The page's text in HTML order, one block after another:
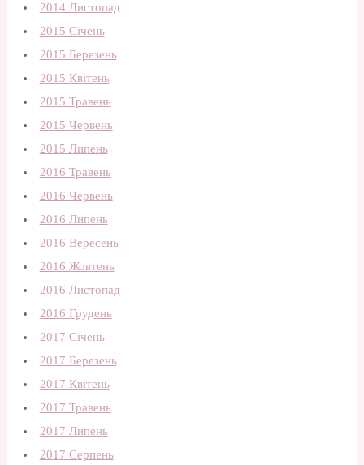
2014 Листопад
2015 Січень
2015 Березень
2015 Квітень
2015 Травень
2015 Червень
2015 Липень
2016 Травень
2016 Червень
2016 Липень
2016 Вересень
2016 Жовтень
2016 Листопад
2016 Грудень
2017 Січень
2017 Березень
2017 Квітень
2017 Травень
2017 Липень
2017 Серпень